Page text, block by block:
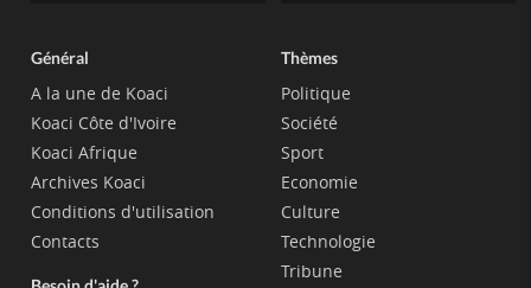
Général
A la une de Koaci
Koaci Côte d'Ivoire
Koaci Afrique
Archives Koaci
Conditions d'utilisation
Contacts
Thèmes
Politique
Société
Sport
Economie
Culture
Technologie
Tribune